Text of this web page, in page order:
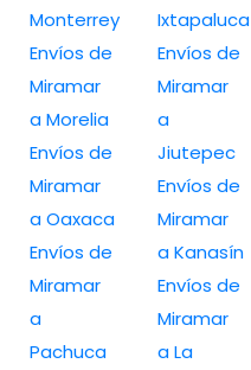
Monterrey
Envíos de
Miramar
a Morelia
Envíos de
Miramar
a Oaxaca
Envíos de
Miramar
a
Pachuca
Ixtapaluca
Envíos de
Miramar
a
Jiutepec
Envíos de
Miramar
a Kanasín
Envíos de
Miramar
a La